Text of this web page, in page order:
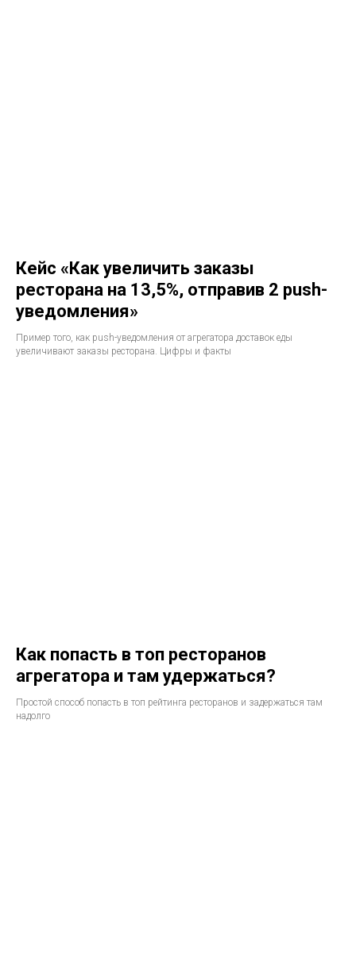
Кейс «Как увеличить заказы
ресторана на 13,5%, отправив 2 push-
уведомления»
Пример того, как push-уведомления от агрегатора доставок еды
увеличивают заказы ресторана. Цифры и факты
Как попасть в топ ресторанов
агрегатора и там удержаться?
Простой способ попасть в топ рейтинга ресторанов и задержаться там
надолго